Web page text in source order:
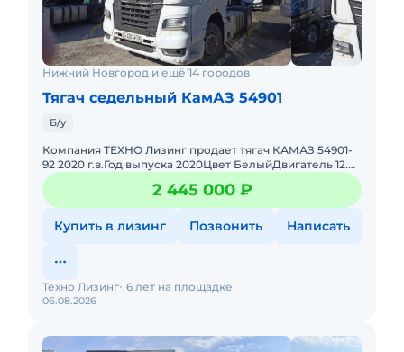
Нижний Новгород и ещё 14 городов
Тягач седельный КамАЗ 54901
Б/у
Компания ТЕХНО Лизинг продает тягач КАМАЗ 54901-
92 2020 г.в.Год выпуска 2020Цвет БелыйДвигатель 12.0
л / 450 л.с. / Дизель КАМАЗ, 910.12-450Коробка
Автоматическ
2 445 000 ₽
Купить в лизинг Позвонить Написать
06.08.2026
Техно Лизинг 6 лет на площадке